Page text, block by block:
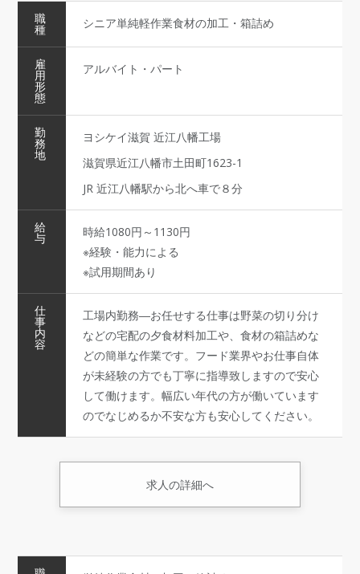
職
種 シニア単純軽作業食材の加工・箱詰め
雇
用
形
態
アルバイト・パート
勤
務
地
ヨシケイ滋賀 近江八幡工場
滋賀県近江八幡市土田町1623-1
JR 近江八幡駅から北へ車で８分
給
与
時給1080円～1130円
※経験・能力による
※試用期間あり
仕
事
内
容
工場内勤務―お任せする仕事は野菜の切り分け
などの宅配の夕食材料加工や、食材の箱詰めな
どの簡単な作業です。フード業界やお仕事自体
が未経験の方でも丁寧に指導致しますので安心
して働けます。幅広い年代の方が働いています
のでなじめるか不安な方も安心してください。
求人の詳細へ